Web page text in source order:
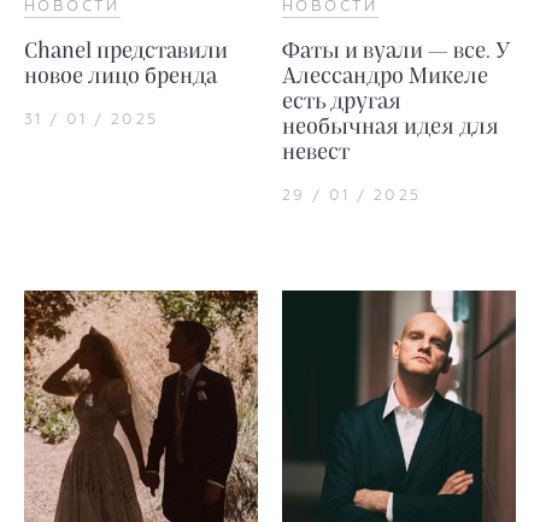
НОВОСТИ
Chanel представили
новое лицо бренда
31 / 01 / 2025
НОВОСТИ
Фаты и вуали — все. У
Алессандро Микеле
есть другая
необычная идея для
невест
29 / 01 / 2025